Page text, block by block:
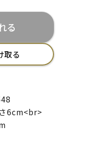
る
取る
6cm<br>